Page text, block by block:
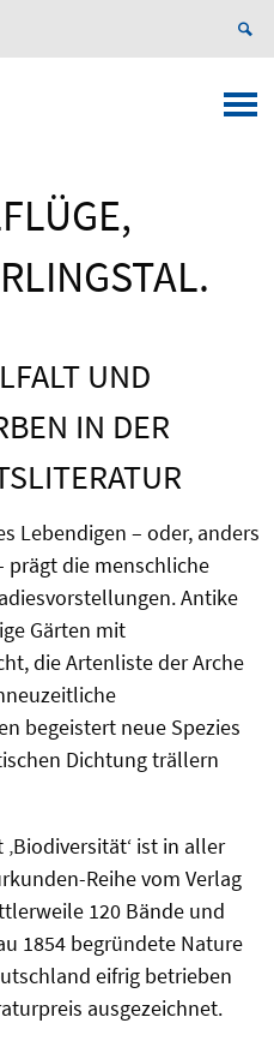
UND
IN DER
Lebendigen – oder, anders
prägt die menschliche
Antike
Gärten mit
die Artenliste der Arche
begeistert neue Spezies
Dichtung trällern
ist in aller
Reihe vom Verlag
120 Bände und
1854 begründete Nature
eifrig betrieben
ausgezeichnet.